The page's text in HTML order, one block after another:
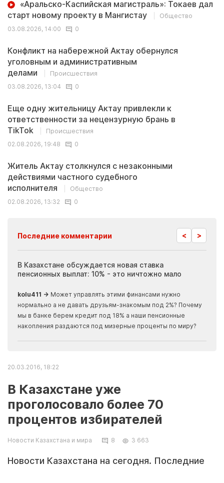
«Аральско-Каспийская магистраль»: Токаев дал
старт новому проекту в Мангистау
Общество
03.08.2026, 14:00
0
Конфликт на набережной Актау обернулся
уголовным и административным
делами
Происшествия
03.08.2026, 13:04
0
Еще одну жительницу Актау привлекли к
ответственности за нецензурную брань в
TikTok
Происшествия
02.08.2026, 19:48
0
Житель Актау столкнулся с незаконными
действиями частного судебного
исполнителя
Общество
02.08.2026, 13:32
0
Последние комментарии < >
В Казахстане обсуждается новая ставка
пенсионных выплат: 10% - это ничтожно мало
kolu411 → Может управлять этими финансами нужно
нормально а не давать друзьям-знакомым под 2%? Почему
мы в банке берем кредит под 18% а наши пенсионные
накопления раздаются под мизерные проценты по миру?
20.03.2016, 18:22
В Казахстане уже
проголосовало более 70
процентов избирателей
Новости Казахстана и мира 8 3 663
Новости Казахстана на сегодня. Последние